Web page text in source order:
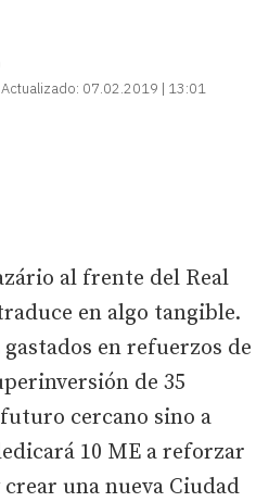
Actualizado: 07.02.2019 | 13:01
al frente del Real
en algo tangible.
en refuerzos de
de 35
cercano sino a
10 ME a reforzar
una nueva Ciudad